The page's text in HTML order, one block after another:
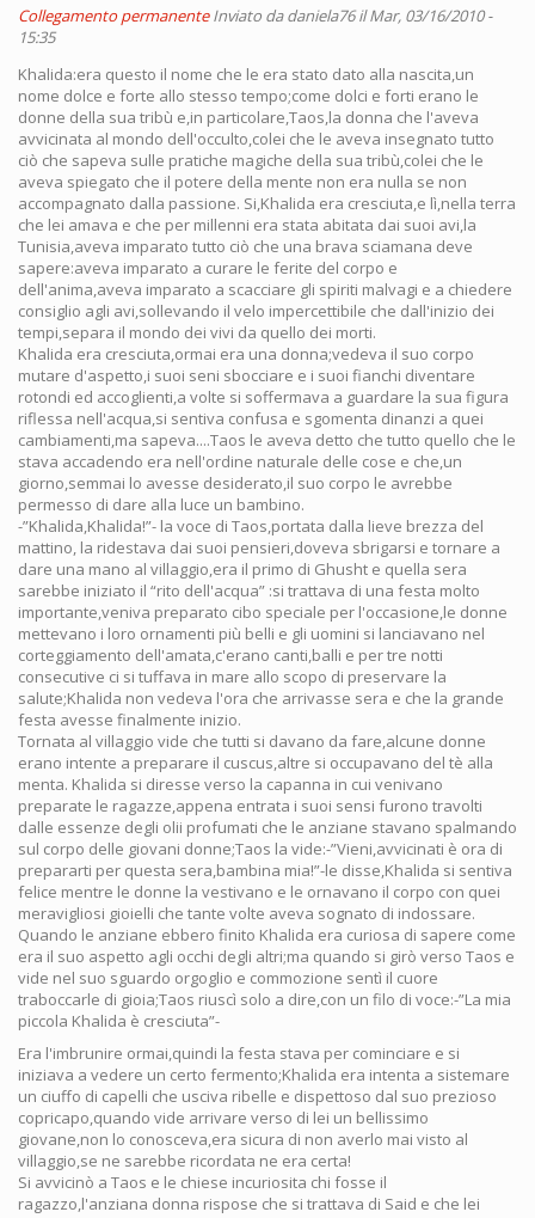
Collegamento permanente Inviato dadaniela76il Mar, 03/16/2010 -
15:35
Khalida:era questo il nome che le era stato dato alla nascita,un
nome dolce e forte allo stesso tempo;come dolci e forti erano le
donne della sua tribù e,in particolare,Taos,la donna che l'aveva
avvicinata al mondo dell'occulto,colei che le aveva insegnato tutto
ciò che sapeva sulle pratiche magiche della sua tribù,colei che le
aveva spiegato che il potere della mente non era nulla se non
accompagnato dalla passione. Si,Khalida era cresciuta,e lì,nella terra
che lei amava e che per millenni era stata abitata dai suoi avi,la
Tunisia,aveva imparato tutto ciò che una brava sciamana deve
sapere:aveva imparato a curare le ferite del corpo e
dell'anima,aveva imparato a scacciare gli spiriti malvagi e a chiedere
consiglio agli avi,sollevando il velo impercettibile che dall'inizio dei
tempi,separa il mondo dei vivi da quello dei morti.
Khalida era cresciuta,ormai era una donna;vedeva il suo corpo
mutare d'aspetto,i suoi seni sbocciare e i suoi fianchi diventare
rotondi ed accoglienti,a volte si soffermava a guardare la sua figura
riflessa nell'acqua,si sentiva confusa e sgomenta dinanzi a quei
cambiamenti,ma sapeva....Taos le aveva detto che tutto quello che le
stava accadendo era nell'ordine naturale delle cose e che,un
giorno,semmai lo avesse desiderato,il suo corpo le avrebbe
permesso di dare alla luce un bambino.
-”Khalida,Khalida!”- la voce di Taos,portata dalla lieve brezza del
mattino, la ridestava dai suoi pensieri,doveva sbrigarsi e tornare a
dare una mano al villaggio,era il primo di Ghusht e quella sera
sarebbe iniziato il “rito dell'acqua” :si trattava di una festa molto
importante,veniva preparato cibo speciale per l'occasione,le donne
mettevano i loro ornamenti più belli e gli uomini si lanciavano nel
corteggiamento dell'amata,c'erano canti,balli e per tre notti
consecutive ci si tuffava in mare allo scopo di preservare la
salute;Khalida non vedeva l'ora che arrivasse sera e che la grande
festa avesse finalmente inizio.
Tornata al villaggio vide che tutti si davano da fare,alcune donne
erano intente a preparare il cuscus,altre si occupavano del tè alla
menta. Khalida si diresse verso la capanna in cui venivano
preparate le ragazze,appena entrata i suoi sensi furono travolti
dalle essenze degli olii profumati che le anziane stavano spalmando
sul corpo delle giovani donne;Taos la vide:-”Vieni,avvicinati è ora di
prepararti per questa sera,bambina mia!”-le disse,Khalida si sentiva
felice mentre le donne la vestivano e le ornavano il corpo con quei
meravigliosi gioielli che tante volte aveva sognato di indossare.
Quando le anziane ebbero finito Khalida era curiosa di sapere come
era il suo aspetto agli occhi degli altri;ma quando si girò verso Taos e
vide nel suo sguardo orgoglio e commozione sentì il cuore
traboccarle di gioia;Taos riuscì solo a dire,con un filo di voce:-”La mia
piccola Khalida è cresciuta”-
Era l'imbrunire ormai,quindi la festa stava per cominciare e si
iniziava a vedere un certo fermento;Khalida era intenta a sistemare
un ciuffo di capelli che usciva ribelle e dispettoso dal suo prezioso
copricapo,quando vide arrivare verso di lei un bellissimo
giovane,non lo conosceva,era sicura di non averlo mai visto al
villaggio,se ne sarebbe ricordata ne era certa!
Si avvicinò a Taos e le chiese incuriosita chi fosse il
ragazzo,l'anziana donna rispose che si trattava di Said e che lei